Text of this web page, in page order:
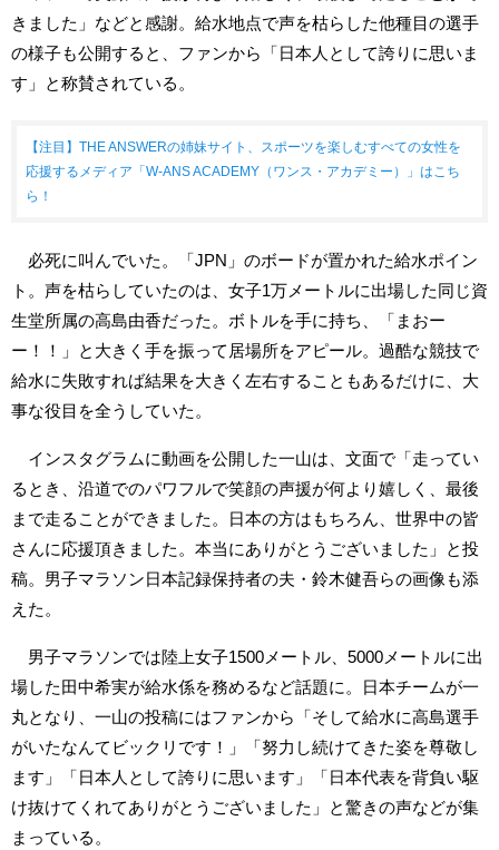
きました」などと感謝。給水地点で声を枯らした他種目の選手
の様子も公開すると、ファンから「日本人として誇りに思いま
す」と称賛されている。
【注目】THE ANSWERの姉妹サイト、スポーツを楽しむすべての女性を
応援するメディア「W-ANS ACADEMY（ワンス・アカデミー）」はこち
ら！
必死に叫んでいた。「JPN」のボードが置かれた給水ポイン
ト。声を枯らしていたのは、女子1万メートルに出場した同じ資
生堂所属の高島由香だった。ボトルを手に持ち、「まおー
ー！！」と大きく手を振って居場所をアピール。過酷な競技で
給水に失敗すれば結果を大きく左右することもあるだけに、大
事な役目を全うしていた。
インスタグラムに動画を公開した一山は、文面で「走ってい
るとき、沿道でのパワフルで笑顔の声援が何より嬉しく、最後
まで走ることができました。日本の方はもちろん、世界中の皆
さんに応援頂きました。本当にありがとうございました」と投
稿。男子マラソン日本記録保持者の夫・鈴木健吾らの画像も添
えた。
男子マラソンでは陸上女子1500メートル、5000メートルに出
場した田中希実が給水係を務めるなど話題に。日本チームが一
丸となり、一山の投稿にはファンから「そして給水に高島選手
がいたなんてビックリです！」「努力し続けてきた姿を尊敬し
ます」「日本人として誇りに思います」「日本代表を背負い駆
け抜けてくれてありがとうございました」と驚きの声などが集
まっている。